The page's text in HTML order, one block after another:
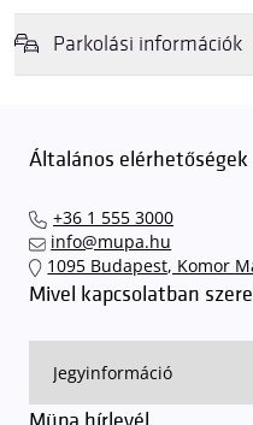
Parkolási információk
érkezéskor megnövekedett
azt javasoljuk
találhassák meg a
érkezhessenek meg
sorompókat
ingyenes azon vendégeink
rendjének részletes leírása
Általános elérhetőségek
+36 1 555 3000
info@mupa.hu
1095 Budapest, Komor
Mivel kapcsolatban